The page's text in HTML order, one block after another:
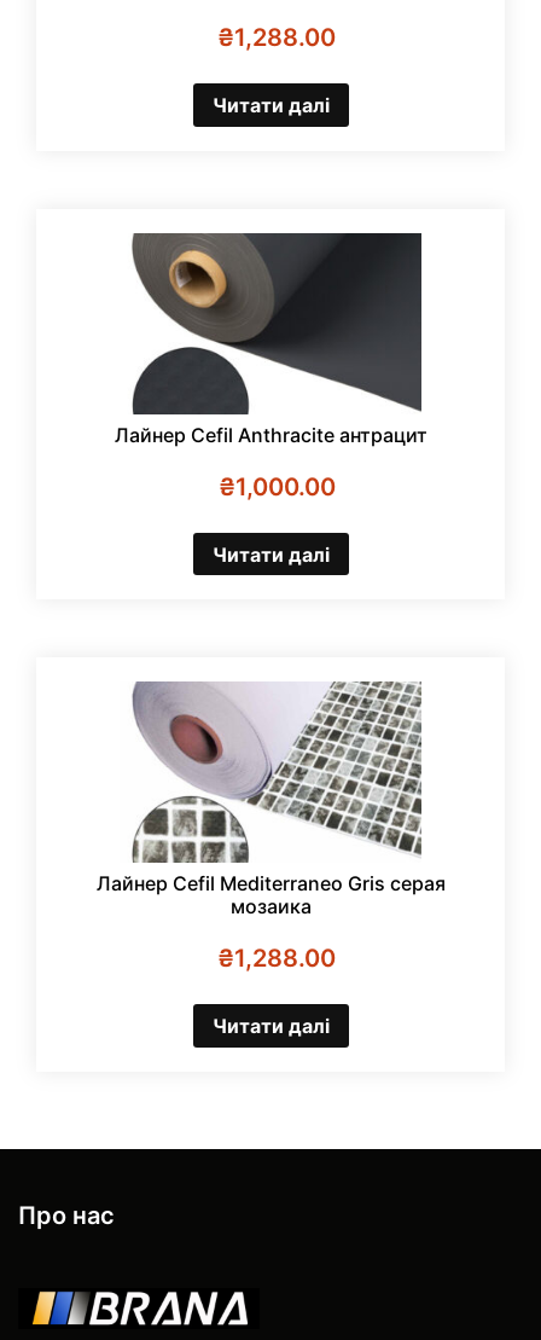
₴1,288.00
Читати далі
Лайнер Cefil Anthracite антрацит
₴1,000.00
Читати далі
Лайнер Cefil Mediterraneo Gris серая
мозаика
₴1,288.00
Читати далі
Про нас